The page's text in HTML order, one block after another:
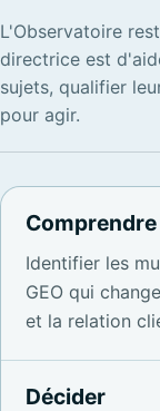
L'Observatoire
directrice est
sujets, qualifier
pour agir.
Comprendre
Identifier les
GEO qui
et la relation
Décider